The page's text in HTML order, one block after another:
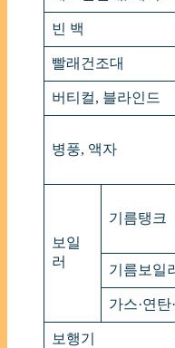
빈 백
빨래건조대
버티컬, 블라인드
병풍, 액자
보일
러
기름탱크
기름보일
가스·연탄
보행기